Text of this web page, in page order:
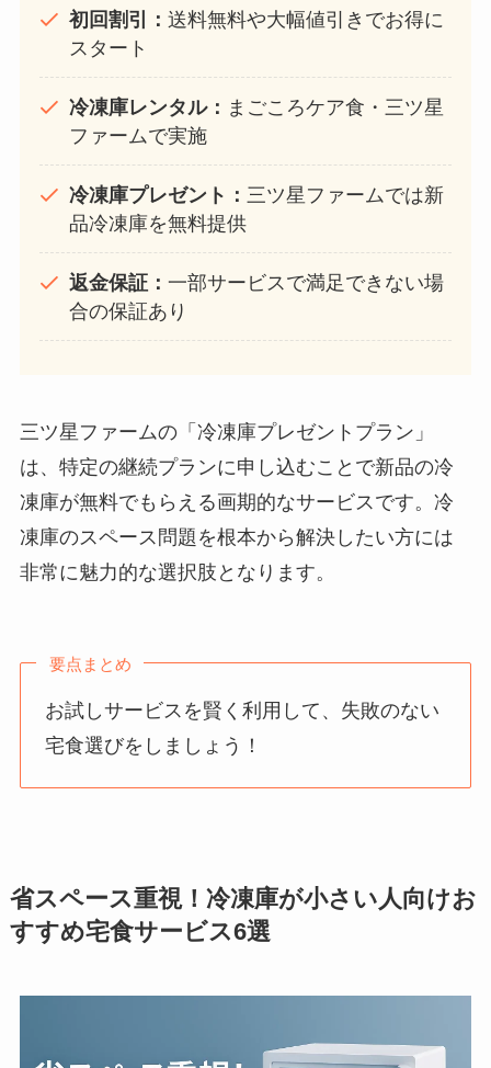
初回割引： 送料無料や大幅値引きでお得に
スタート
冷凍庫レンタル： まごころケア食・三ツ星
ファームで実施
冷凍庫プレゼント： 三ツ星ファームでは新
品冷凍庫を無料提供
返金保証： 一部サービスで満足できない場
合の保証あり
三ツ星ファームの「冷凍庫プレゼントプラン」
は、特定の継続プランに申し込むことで新品の冷
凍庫が無料でもらえる画期的なサービスです。冷
凍庫のスペース問題を根本から解決したい方には
非常に魅力的な選択肢となります。
要点まとめ
お試しサービスを賢く利用して、失敗のない
宅食選びをしましょう！
省スペース重視！冷凍庫が小さい人向けお
すすめ宅食サービス6選